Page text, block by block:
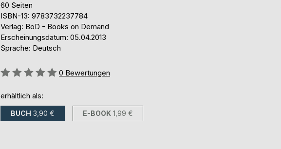
60 Seiten
ISBN-13: 9783732237784
Verlag: BoD - Books on Demand
Erscheinungsdatum: 05.04.2013
Sprache: Deutsch
Bewertung::
0 Bewertungen
erhältlich als:
BUCH 3,90 € E-BOOK 1,99 €